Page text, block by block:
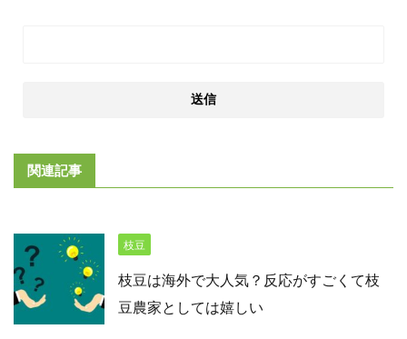
関連記事
枝豆
枝豆は海外で大人気？反応がすごくて枝
豆農家としては嬉しい